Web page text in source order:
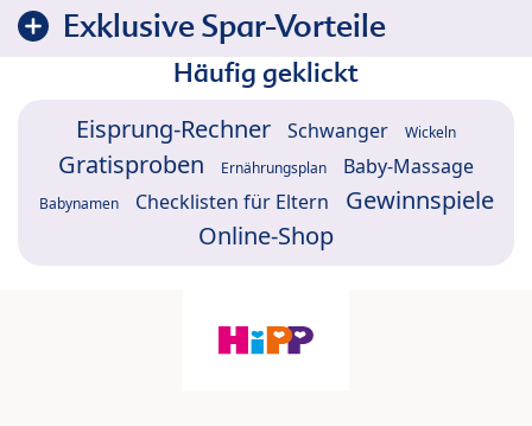
Exklusive Spar-Vorteile
Häufig geklickt
Eisprung-Rechner Schwanger Wickeln
Gratisproben Ernährungsplan Baby-Massage
Babynamen Checklisten für Eltern
Gewinnspiele
Online-Shop